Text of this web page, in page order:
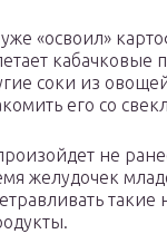
«освоил»
кабачковые
соки из
его со
не
желудочек
такие